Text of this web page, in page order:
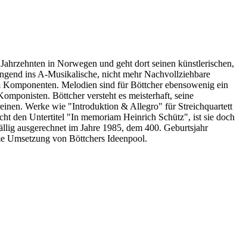
in Norwegen und geht dort seinen künstlerischen,
ins A-Musikalische, nicht mehr Nachvollziehbare
Melodien sind für Böttcher ebensowenig ein
Böttcher versteht es meisterhaft, seine
Werke wie "Introduktion & Allegro" für Streichquartett
den Untertitel "In memoriam Heinrich Schütz", ist sie doch
ausgerechnet im Jahre 1985, dem 400. Geburtsjahr
Umsetzung von Böttchers Ideenpool.